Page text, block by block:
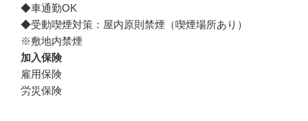
◆車通勤OK
◆受動喫煙対策：屋内原則禁煙（喫煙場所あり）
※敷地内禁煙
加入保険
雇用保険
労災保険